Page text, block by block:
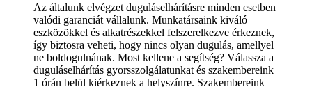
Az általunk elvégzet duguláselhárításre minden esetben
valódi garanciát vállalunk. Munkatársaink kiváló
eszközökkel és alkatrészekkel felszerelkezve érkeznek,
így biztosra veheti, hogy nincs olyan dugulás, amellyel
ne boldogulnának. Most kellene a segítség? Válassza a
duguláselhárítás gyorsszolgálatunkat és szakembereink
1 órán belül kiérkeznek a helyszínre. Szakembereink